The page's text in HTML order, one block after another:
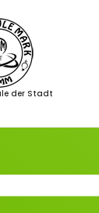
der Stadt